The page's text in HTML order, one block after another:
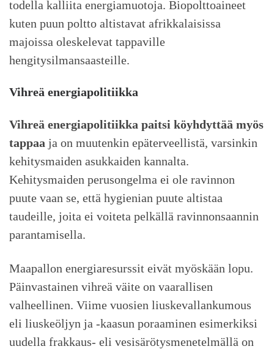
todella kalliita energiamuotoja. Biopolttoaineet
kuten puun poltto altistavat afrikkalaisissa
majoissa oleskelevat tappaville
hengitysilmansaasteille.
Vihreä energiapolitiikka
Vihreä energiapolitiikka paitsi köyhdyttää myös
tappaa ja on muutenkin epäterveellistä, varsinkin
kehitysmaiden asukkaiden kannalta.
Kehitysmaiden perusongelma ei ole ravinnon
puute vaan se, että hygienian puute altistaa
taudeille, joita ei voiteta pelkällä ravinnonsaannin
parantamisella.
Maapallon energiaresurssit eivät myöskään lopu.
Päinvastainen vihreä väite on vaarallisen
valheellinen. Viime vuosien liuskevallankumous
eli liuskeöljyn ja -kaasun poraaminen esimerkiksi
uudella frakkaus- eli vesisärötysmenetelmällä on